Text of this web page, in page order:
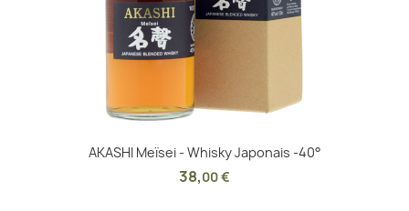
AKASHI Meïsei - Whisky Japonais -40°
38,00 €